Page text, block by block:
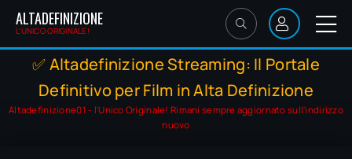
ALTADEFINIZIONE
L'UNICO ORIGINALE!
✅ Altadefinizione Streaming: Il Portale
Definitivo per Film in Alta Definizione
Altadefinizione01 - l'Unico Originale! Rimani sempre aggiornato sull'indirizzo
nuovo